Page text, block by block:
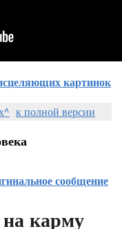
картинок
к полной версии
сообщение
карму